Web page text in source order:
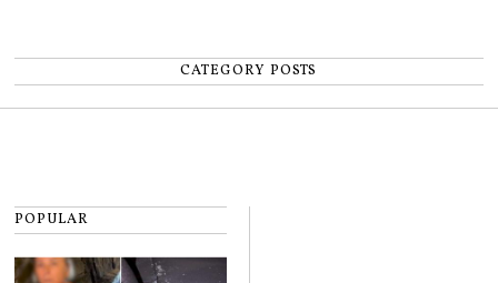
CATEGORY POSTS
POPULAR